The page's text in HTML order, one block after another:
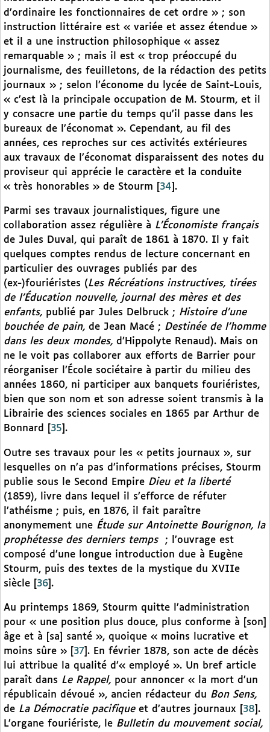
d’ordinaire les fonctionnaires de cet ordre » ; son
instruction littéraire est « variée et assez étendue »
et il a une instruction philosophique « assez
remarquable » ; mais il est « trop préoccupé du
journalisme, des feuilletons, de la rédaction des petits
journaux » ; selon l’économe du lycée de Saint-Louis,
« c’est là la principale occupation de M. Stourm, et il
y consacre une partie du temps qu’il passe dans les
bureaux de l’économat ». Cependant, au fil des
années, ces reproches sur ces activités extérieures
aux travaux de l’économat disparaissent des notes du
proviseur qui apprécie le caractère et la conduite
« très honorables » de Stourm
34 .
Parmi ses travaux journalistiques, figure une
collaboration assez régulière à L’Économiste français
de Jules Duval, qui paraît de 1861 à 1870. Il y fait
quelques comptes rendus de lecture concernant en
particulier des ouvrages publiés par des
(ex-)fouriéristes (Les Récréations instructives, tirées
de l’Éducation nouvelle, journal des mères et des
enfants, publié par Jules Delbruck ; Histoire d’une
bouchée de pain, de Jean Macé ; Destinée de l’homme
dans les deux mondes, d’Hippolyte Renaud). Mais on
ne le voit pas collaborer aux efforts de Barrier pour
réorganiser l’École sociétaire à partir du milieu des
années 1860, ni participer aux banquets fouriéristes,
bien que son nom et son adresse soient transmis à la
Librairie des sciences sociales en 1865 par Arthur de
Bonnard
35 .
Outre ses travaux pour les « petits journaux », sur
lesquelles on n’a pas d’informations précises, Stourm
publie sous le Second Empire Dieu et la liberté
(1859), livre dans lequel il s’efforce de réfuter
l’athéisme ; puis, en 1876, il fait paraître
anonymement une Étude sur Antoinette Bourignon, la
prophétesse des derniers temps
; l’ouvrage est
composé d’une longue introduction due à Eugène
Stourm, puis des textes de la mystique du XVIIe
siècle
36 .
Au printemps 1869, Stourm quitte l’administration
pour « une position plus douce, plus conforme à [son]
âge et à [sa] santé », quoique « moins lucrative et
moins sûre »
37 . En février 1878, son acte de décès
lui attribue la qualité d’« employé ». Un bref article
paraît dans Le Rappel, pour annoncer « la mort d’un
républicain dévoué », ancien rédacteur du Bon Sens,
de La Démocratie pacifique et d’autres journaux 38 .
L’organe fouriériste, le Bulletin du mouvement social,